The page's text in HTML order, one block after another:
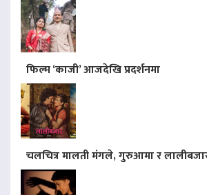
फिल्म ‘काजी’ आजदेखि प्रदर्शनमा
चलचित्र मालती मंगले, गुरुआमा र